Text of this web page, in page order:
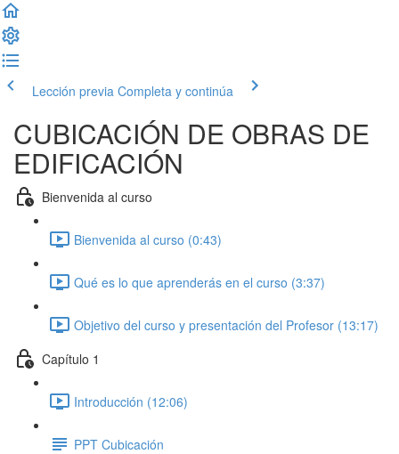
Lección previa Completa y continúa
CUBICACIÓN DE OBRAS DE
EDIFICACIÓN
Bienvenida al curso
Bienvenida al curso (0:43)
Qué es lo que aprenderás en el curso (3:37)
Objetivo del curso y presentación del Profesor (13:17)
Capítulo 1
Introducción (12:06)
PPT Cubicación